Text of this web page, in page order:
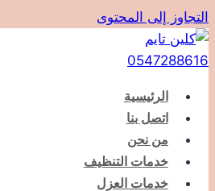
التجاوز إلى المحتوى
الرئيسية
اتصل بنا
من نحن
خدمات التنظيف
خدمات العزل